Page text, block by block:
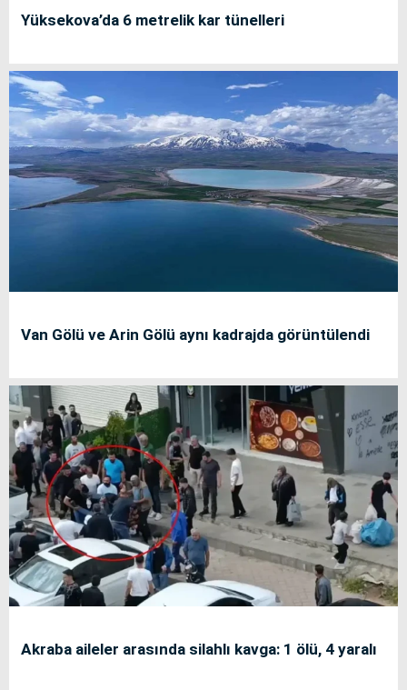
Yüksekova’da 6 metrelik kar tünelleri
Van Gölü ve Arin Gölü aynı kadrajda görüntülendi
Akraba aileler arasında silahlı kavga: 1 ölü, 4 yaralı